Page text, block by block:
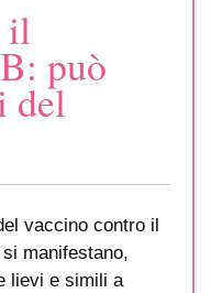
il
può
del
vaccino contro il
manifestano,
lievi e simili a